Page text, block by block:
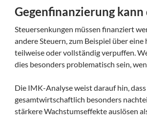
Gegenfinanzierung
Steuersenkungen müssen finanziert
andere Steuern, zum Beispiel über
teilweise oder vollständig verpuffen.
dies besonders problematisch sein,
Die IMK-Analyse weist darauf hin,
gesamtwirtschaftlich besonders
stärkere Wachstumseffekte auslösen